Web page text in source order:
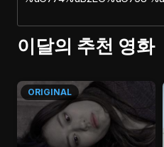
이달의 추천 영화
ORIGINAL